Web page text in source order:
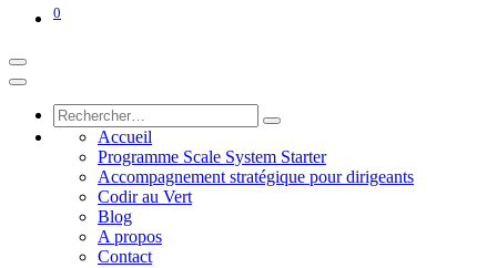
0
Accueil
Programme Scale System Starter
Accompagnement stratégique pour dirigeants
Codir au Vert
Blog
A propos
Contact